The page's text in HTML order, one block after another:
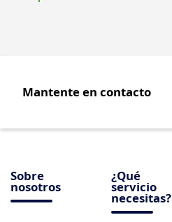
Mantente en contacto
Sobre
nosotros
¿Qué
servicio
necesitas?